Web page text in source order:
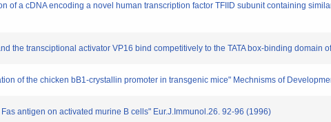
of a cDNA encoding a novel human transcription factor TFIID subunit containing
the transciptional activator VP16 bind competitively to the TATA box-binding domain
of the chicken bB1-crystallin promoter in transgenic mice" Mechnisms of
antigen on activated murine B cells" Eur.J.Immunol.26. 92-96 (1996)